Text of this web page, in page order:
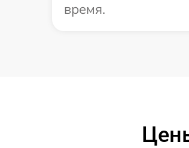
время.